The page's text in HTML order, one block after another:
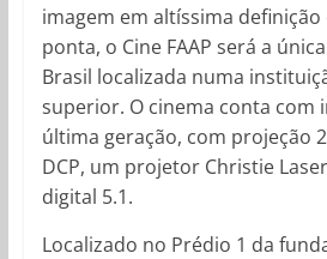
imagem em altíssima
ponta, o Cine FAAP será a
Brasil localizada numa
superior. O cinema conta com
última geração, com projeção
DCP, um projetor Christie
digital 5.1.
Localizado no Prédio 1 da